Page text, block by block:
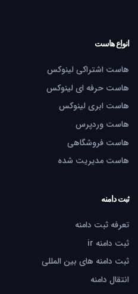
انواع هاست
هاست اشتراکی لینوکس
هاست حرفه ای لینوکس
هاست ابری لینوکس
هاست وردپرس
هاست فروشگاهی
هاست مدیریت شده
ثبت دامنه
تعرفه ثبت دامنه
ثبت دامنه ir
ثبت دامنه های بین المللی
انتقال دامنه